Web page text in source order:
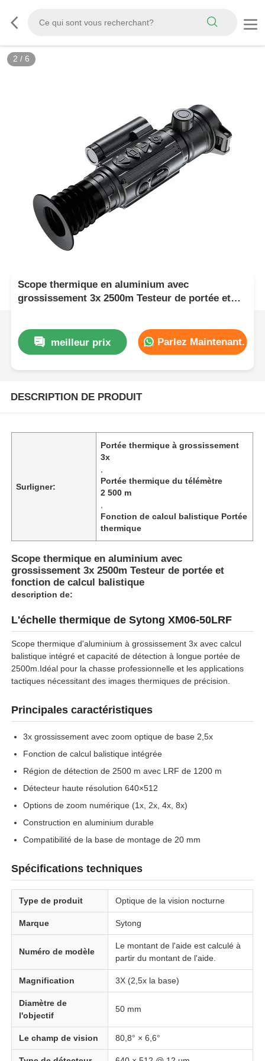
2 / 6
Scope thermique en aluminium avec
grossissement 3x 2500m Testeur de portée et
meilleur prix Parlez Maintenant.
DESCRIPTION DE PRODUIT
Surligner:
Portée thermique à grossissement
3x
Portée thermique du télémètre
2 500 m
Fonction de calcul balistique Portée
thermique
Scope thermique en aluminium avec
grossissement 3x 2500m Testeur de portée et
fonction de calcul balistique
description de:
L'échelle thermique de Sytong XM06-50LRF
Scope thermique d'aluminium à grossissement 3x avec calcul
balistique intégré et capacité de détection à longue portée de
2500m.Idéal pour la chasse professionnelle et les applications
tactiques nécessitant des images thermiques de précision.
Principales caractéristiques
3x grossissement avec zoom optique de base 2,5x
Fonction de calcul balistique intégrée
Région de détection de 2500 m avec LRF de 1200 m
Détecteur haute résolution 640×512
Options de zoom numérique (1x, 2x, 4x, 8x)
Construction en aluminium durable
Compatibilité de la base de montage de 20 mm
Spécifications techniques
Type de produit Optique de la vision nocturne
Marque Sytong
Numéro de modèle
Le montant de l'aide est calculé à
partir du montant de l'aide.
Magnification 3X (2,5x la base)
Diamètre de
l'objectif
50 mm
Le champ de vision 80,8° × 6,6°